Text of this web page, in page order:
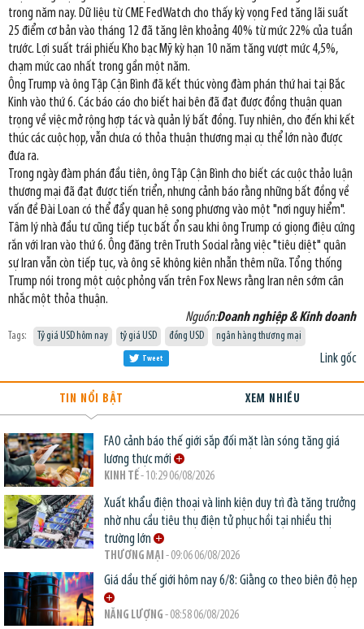
trong năm nay. Dữ liệu từ CME FedWatch cho thấy kỳ vọng Fed tăng lãi suất
25 điểm cơ bản vào tháng 12 đã tăng lên khoảng 40% từ mức 22% của tuần
trước. Lợi suất trái phiếu Kho bạc Mỹ kỳ hạn 10 năm tăng vượt mức 4,5%,
chạm mức cao nhất trong gần một năm.
Ông Trump và ông Tập Cận Bình đã kết thúc vòng đàm phán thứ hai tại Bắc
Kinh vào thứ 6. Các báo cáo cho biết hai bên đã đạt được đồng thuận quan
trọng về việc mở rộng hợp tác và quản lý bất đồng. Tuy nhiên, cho đến khi kết
thúc các cuộc họp, vẫn chưa có thỏa thuận thương mại cụ thể lớn nào được
đưa ra.
Trong ngày đàm phán đầu tiên, ông Tập Cận Bình cho biết các cuộc thảo luận
thương mại đã đạt được tiến triển, nhưng cảnh báo rằng những bất đồng về
vấn đề Đài Loan có thể đẩy quan hệ song phương vào một "nơi nguy hiểm".
Tâm lý nhà đầu tư cũng tiếp tục bất ổn sau khi ông Trump có giọng điệu cứng
rắn với Iran vào thứ 6. Ông đăng trên Truth Social rằng việc "tiêu diệt" quân
sự Iran vẫn còn tiếp tục, và ông sẽ không kiên nhẫn thêm nữa. Tổng thống
Trump nói trong một cuộc phỏng vấn trên Fox News rằng Iran nên sớm cân
nhắc một thỏa thuận.
Nguồn:Doanh nghiệp & Kinh doanh
Tags: Tỷ giá USD hôm nay tỷ giá USD đồng USD ngân hàng thương mại
Link gốc
Tweet
TIN NỔI BẬT XEM NHIỀU
FAO cảnh báo thế giới sắp đối mặt làn sóng tăng giá
lương thực mới
KINH TẾ- 10:29 06/08/2026
Xuất khẩu điện thoại và linh kiện duy trì đà tăng trưởng
nhờ nhu cầu tiêu thụ điện tử phục hồi tại nhiều thị
trường lớn
THƯƠNG MẠI - 09:06 06/08/2026
Giá dầu thế giới hôm nay 6/8: Giằng co theo biên độ hẹp
NĂNG LƯỢNG - 08:58 06/08/2026